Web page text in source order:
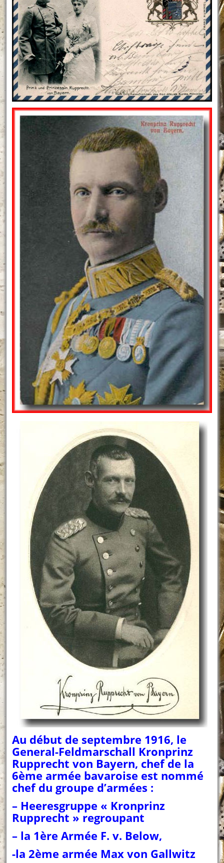
Au début de septembre 1916, le
General-Feldmarschall Kronprinz
Rupprecht von Bayern, chef de la
6ème armée bavaroise est nommé
chef du groupe d’armées :
– Heeresgruppe « Kronprinz
Rupprecht » regroupant
– la 1ère Armée F. v. Below,
-la 2ème armée Max von Gallwitz